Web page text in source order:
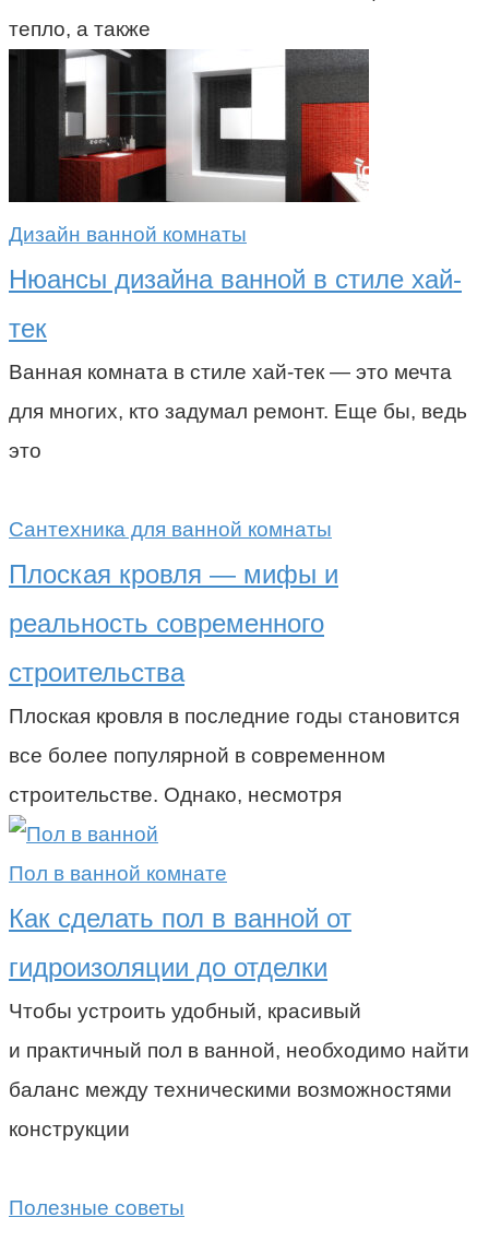
тепло, а также
Дизайн ванной комнаты
Нюансы дизайна ванной в стиле хай-
тек
Ванная комната в стиле хай-тек — это мечта
для многих, кто задумал ремонт. Еще бы, ведь
это
Сантехника для ванной комнаты
Плоская кровля — мифы и
реальность современного
строительства
Плоская кровля в последние годы становится
все более популярной в современном
строительстве. Однако, несмотря
Пол в ванной комнате
Как сделать пол в ванной от
гидроизоляции до отделки
Чтобы устроить удобный, красивый
и практичный пол в ванной, необходимо найти
баланс между техническими возможностями
конструкции
Полезные советы